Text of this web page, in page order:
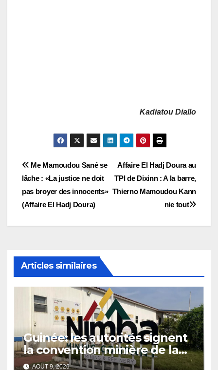
Kadiatou Diallo
Navigation
de
l’article
Affaire El Hadj Doura au
TPI de Dixinn : A la barre,
Thierno Mamoudou Kann
nie tout
Me Mamoudou Sané se
lâche : «La justice ne doit
pas broyer des innocents»
(Affaire El Hadj Doura)
Articles similaires
Guinée: les autorités signent
la convention minière de la
société Nimba Mining
AOÛT 9, 2026